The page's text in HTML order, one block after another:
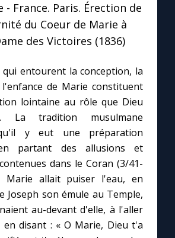
- France. Paris. Érection de
du Coeur de Marie à
des Victoires (1836)
qui entourent la conception, la
l'enfance de Marie constituent
lointaine au rôle que Dieu
La tradition musulmane
y eut une préparation
partant des allusions et
dans le Coran (3/41-
Marie allait puiser l'eau, en
Joseph son émule au Temple,
au-devant d'elle, à l'aller
disant : « O Marie, Dieu t'a